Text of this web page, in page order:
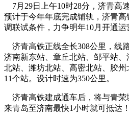
7月29日上午10时28分，济青高
预计于今年年底完成铺轨，济青高
调联试条件，力争明年10月开通运
济青高铁正线全长308公里，线
济南新东站、章丘北站、邹平站
北站、潍坊北站、高密北站、胶
11个站。设计时速为350公里。
济青高铁建成通车后，将与青荣
来青岛至济南最快1小时就可抵达！